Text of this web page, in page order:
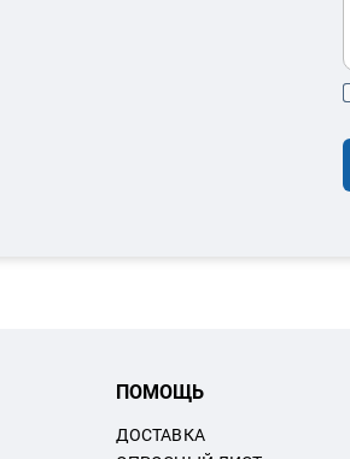
ПОМОЩЬ
ДОСТАВКА